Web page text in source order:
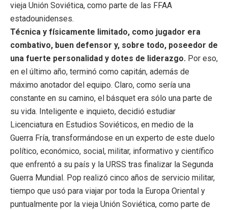
vieja Unión Soviética, como parte de las FFAA
estadounidenses.
Técnica y físicamente limitado, como jugador era
combativo, buen defensor y, sobre todo, poseedor de
una fuerte personalidad y dotes de liderazgo. Por eso,
en el último año, terminó como capitán, además de
máximo anotador del equipo. Claro, como sería una
constante en su camino, el básquet era sólo una parte de
su vida. Inteligente e inquieto, decidió estudiar
Licenciatura en Estudios Soviéticos, en medio de la
Guerra Fría, transformándose en un experto de este duelo
político, económico, social, militar, informativo y científico
que enfrentó a su país y la URSS tras finalizar la Segunda
Guerra Mundial. Pop realizó cinco años de servicio militar,
tiempo que usó para viajar por toda la Europa Oriental y
puntualmente por la vieja Unión Soviética, como parte de